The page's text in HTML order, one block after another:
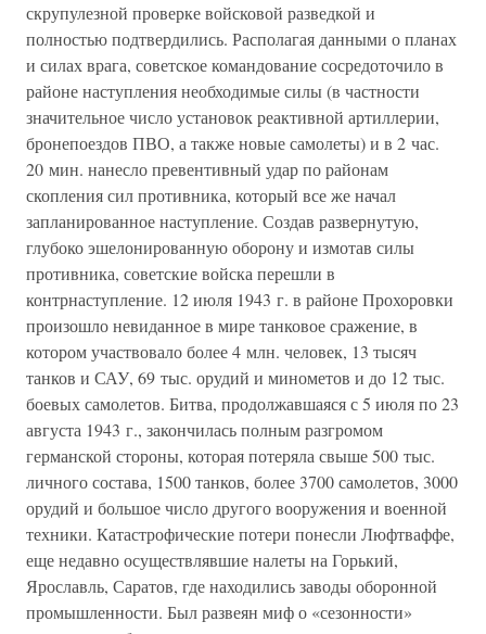
скрупулезной проверке войсковой разведкой и
полностью подтвердились. Располагая данными о планах
и силах врага, советское командование сосредоточило в
районе наступления необходимые силы (в частности
значительное число установок реактивной артиллерии,
бронепоездов ПВО, а также новые самолеты) и в 2 час.
20 мин. нанесло превентивный удар по районам
скопления сил противника, который все же начал
запланированное наступление. Создав развернутую,
глубоко эшелонированную оборону и измотав силы
противника, советские войска перешли в
контрнаступление. 12 июля 1943 г. в районе Прохоровки
произошло невиданное в мире танковое сражение, в
котором участвовало более 4 млн. человек, 13 тысяч
танков и САУ, 69 тыс. орудий и минометов и до 12 тыс.
боевых самолетов. Битва, продолжавшаяся с 5 июля по 23
августа 1943 г., закончилась полным разгромом
германской стороны, которая потеряла свыше 500 тыс.
личного состава, 1500 танков, более 3700 самолетов, 3000
орудий и большое число другого вооружения и военной
техники. Катастрофические потери понесли Люфтваффе,
еще недавно осуществлявшие налеты на Горький,
Ярославль, Саратов, где находились заводы оборонной
промышленности. Был развеян миф о «сезонности»